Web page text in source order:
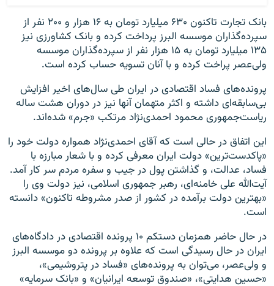
بانک تجارت تاکنون ۶۳۰ میلیارد تومان به ۱۶ هزار و ۲۰۰ نفر از
سپرده‌گذاران موسسه البرز پرداخت کرده و بانک کشاورزی نیز
۱۳۵ میلیارد تومان به ۱۵ هزار نفر از سپرده‌گذاران موسسه
ولی‌عصر پراخت کرده و با آنان تسویه حساب کرده است.
پرونده‌های فساد اقتصادی در ایران طی سال‌های اخیر افزایش
بی‌سابقه‌ای داشته و اکثر متهمان آنها نیز در دوران هشت ساله
ریاست‌جمهوری محمود احمدی‌نژاد مرتکب «جرم» شده‌اند.
این اتفاق در حالی است که آقای احمدی‌نژاد همواره دولت خود را
«پاکدست‌ترین» دولت ایران معرفی کرده و با شعار مبارزه با
فساد، عدالت، و گذاشتن پول در جيب و سفره‌ مردم سر کار آمد.
آیت‌الله علی خامنه‌ای، رهبر جمهوری اسلامی، نیز دولت وی را
«بهترین دولت برآمده در کشور از صدر مشروطه تاکنون» دانسته
است.
در حال حاضر همزمان دستکم ۱۰ پرونده اقتصادی در دادگاه‌های
ایران در حال رسیدگی است که علاوه بر پرونده دو موسسه البرز
و ولی‌عصر، می‌توان به پرونده‌های «فساد در پتروشیمی»،
«حسین هدایتی»، «صندوق توسعه ایرانیان» و «بانک سرمایه»